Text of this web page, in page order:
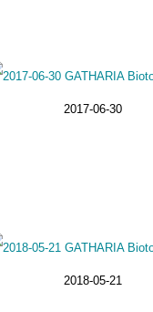
2017-06-30
2018-05-21